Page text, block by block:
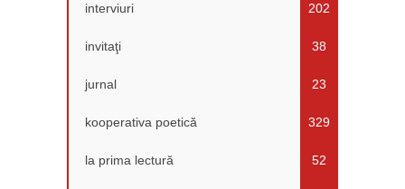
interviuri 202
invitaţi 38
jurnal 23
kooperativa poetică 329
la prima lectură 52